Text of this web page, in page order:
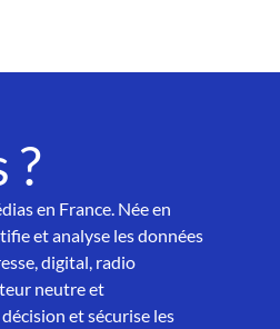
?
en France. Née en
et analyse les données
digital, radio
neutre et
et sécurise les